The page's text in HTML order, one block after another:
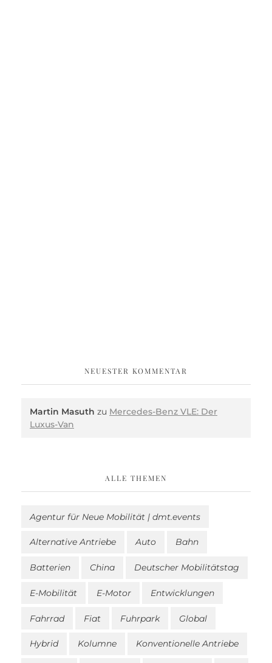
NEUESTER KOMMENTAR
Martin Masuth zu Mercedes-Benz VLE: Der
Luxus-Van
ALLE THEMEN
Agentur für Neue Mobilität | dmt.events
Alternative Antriebe Auto Bahn
Batterien China Deutscher Mobilitätstag
E-Mobilität E-Motor Entwicklungen
Fahrrad Fiat Fuhrpark Global
Hybrid Kolumne Konventionelle Antriebe